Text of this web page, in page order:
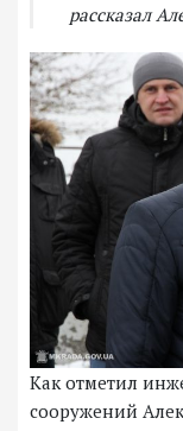
рассказал
Как отметил
сооружений